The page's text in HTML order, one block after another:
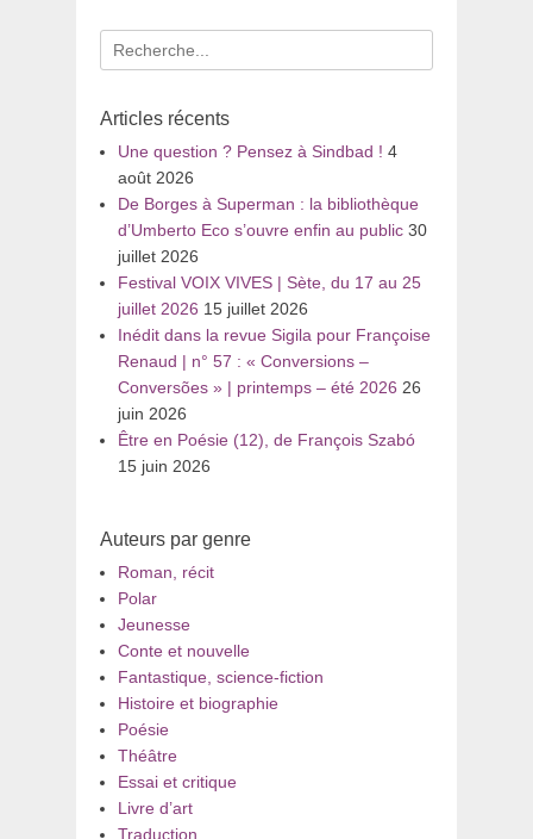
Recherche
pour
Articles récents
Une question ? Pensez à Sindbad ! 4
août 2026
De Borges à Superman : la bibliothèque
d’Umberto Eco s’ouvre enfin au public 30
juillet 2026
Festival VOIX VIVES | Sète, du 17 au 25
juillet 2026 15 juillet 2026
Inédit dans la revue Sigila pour Françoise
Renaud | n° 57 : « Conversions –
Conversões » | printemps – été 2026 26
juin 2026
Être en Poésie (12), de François Szabó
15 juin 2026
Auteurs par genre
Roman, récit
Polar
Jeunesse
Conte et nouvelle
Fantastique, science-fiction
Histoire et biographie
Poésie
Théâtre
Essai et critique
Livre d’art
Traduction